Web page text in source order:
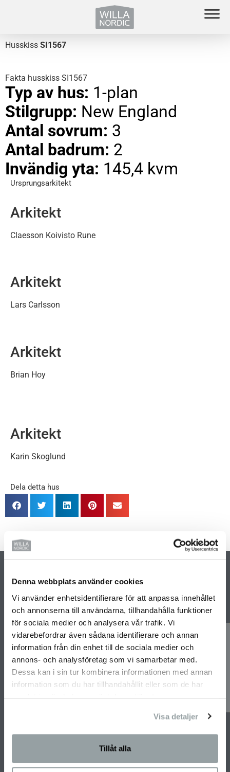
Denna webbplats använder cookies
Vi använder enhetsidentifierare för att anpassa innehållet
och annonserna till användarna, tillhandahålla funktioner
för sociala medier och analysera vår trafik. Vi
vidarebefordrar även sådana identifierare och annan
information från din enhet till de sociala medier och
annons- och analysföretag som vi samarbetar med.
Dessa kan i sin tur kombinera informationen med annan
information som du har tillhandahållit eller som de har
Visa detaljer
Tillåt alla
Husskiss SI1567
Fakta husskiss SI1567
Typ av hus: 1-plan
Stilgrupp: New England
Antal sovrum: 3
Antal badrum: 2
Invändig yta: 145,4 kvm
Ursprungsarkitekt
Arkitekt
Claesson Koivisto Rune
Arkitekt
Lars Carlsson
Arkitekt
Brian Hoy
Arkitekt
Karin Skoglund
Dela detta hus
Integritetspolicy
Årets Hus 2026
PRENUMERERA PÅ VÅRT NYHETSBREV
Prenumerera